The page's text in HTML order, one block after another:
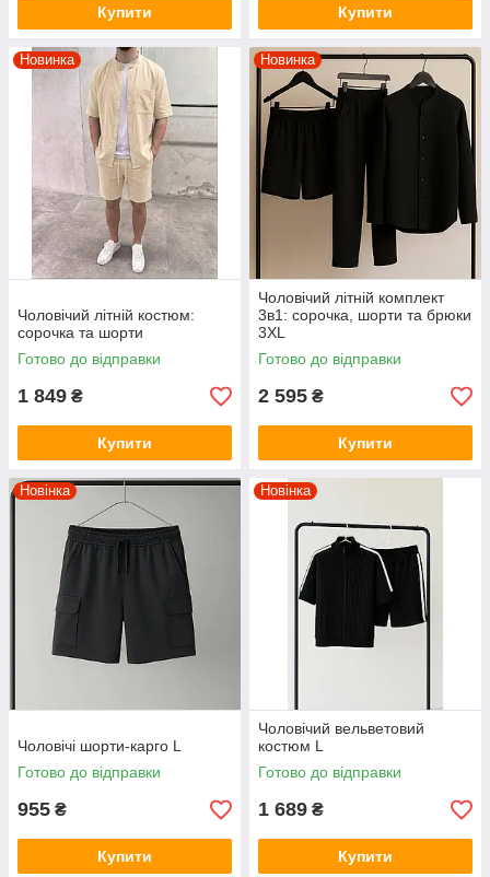
Купити Купити
Новинка
Чоловічий літній костюм:
сорочка та шорти
Готово до відправки
1 849 ₴
Купити
Новинка
Чоловічий літній комплект
3в1: сорочка, шорти та брюки
3XL
Готово до відправки
2 595 ₴
Купити
Новінка
Чоловічі шорти-карго L
Готово до відправки
955 ₴
Купити
Новінка
Чоловічий вельветовий
костюм L
Готово до відправки
1 689 ₴
Купити